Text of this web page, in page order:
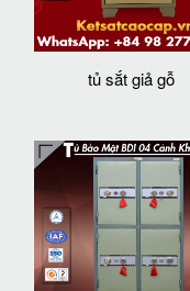
tủ sắt giả gỗ